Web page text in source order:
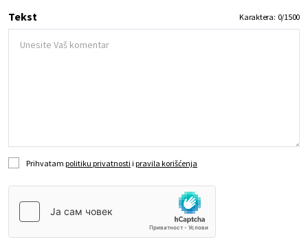
Tekst Karaktera: 0/1500
Prihvatam politiku privatnosti i pravila korišćenja